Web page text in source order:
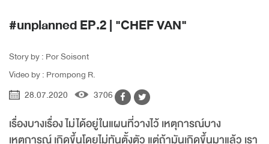
#unplanned EP.2 | "CHEF VAN"
Story by : Por Soisont
Video by : Prompong R.
28.07.2020
3706
เรื่องบางเรื่อง ไม่ได้อยู่ในแผนที่วางไว้ เหตุการณ์บาง
เหตุการณ์ เกิดขึ้นโดยไม่ทันตั้งตัว แต่ถ้ามันเกิดขึ้นมาแล้ว เรา